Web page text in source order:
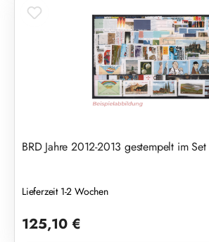
BRD Jahre 2012-2013 gestempelt im Set
Lieferzeit 1-2 Wochen
125,10 €